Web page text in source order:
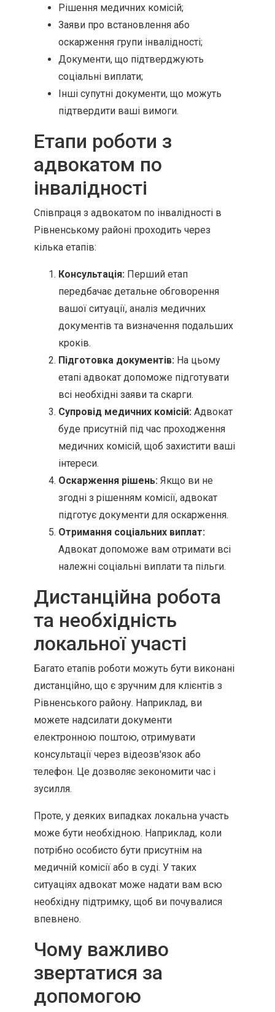
Рішення медичних комісій;
Заяви про встановлення або
оскарження групи інвалідності;
Документи, що підтверджують
соціальні виплати;
Інші супутні документи, що можуть
підтвердити ваші вимоги.
Етапи роботи з
адвокатом по
інвалідності
Співпраця з адвокатом по інвалідності в
Рівненському районі проходить через
кілька етапів:
Консультація: Перший етап
передбачає детальне обговорення
вашої ситуації, аналіз медичних
документів та визначення подальших
кроків.
Підготовка документів: На цьому
етапі адвокат допоможе підготувати
всі необхідні заяви та скарги.
Супровід медичних комісій: Адвокат
буде присутній під час проходження
медичних комісій, щоб захистити ваші
інтереси.
Оскарження рішень: Якщо ви не
згодні з рішенням комісії, адвокат
підготує документи для оскарження.
Отримання соціальних виплат:
Адвокат допоможе вам отримати всі
належні соціальні виплати та пільги.
Дистанційна робота
та необхідність
локальної участі
Багато етапів роботи можуть бути виконані
дистанційно, що є зручним для клієнтів з
Рівненського району. Наприклад, ви
можете надсилати документи
електронною поштою, отримувати
консультації через відеозв'язок або
телефон. Це дозволяє зекономити час і
зусилля.
Проте, у деяких випадках локальна участь
може бути необхідною. Наприклад, коли
потрібно особисто бути присутнім на
медичній комісії або в суді. У таких
ситуаціях адвокат може надати вам всю
необхідну підтримку, щоб ви почувалися
впевнено.
Чому важливо
звертатися за
допомогою